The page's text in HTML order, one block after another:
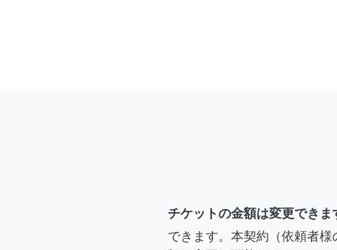
チケットの金額は変更できま
できます。本契約（依頼者